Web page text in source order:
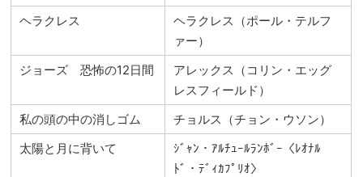
ヘラクレス
ヘラクレス（ポール・テルフ
ァー）
ジョーズ 恐怖の12日間
アレックス（コリン・エッグ
レスフィールド）
私の頭の中の消しゴム
チョルス（チョン・ウソン）
太陽と月に背いて
ｼﾞｬﾝ・ｱﾙﾁｭｰﾙﾗﾝﾎﾞｰ〈ﾚｵﾅﾙ
ﾄﾞ・ﾃﾞｨｶﾌﾟﾘｵ〉